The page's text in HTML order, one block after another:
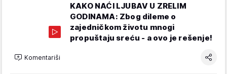
KAKO NAĆI LJUBAV U ZRELIM
GODINAMA: Zbog dileme o
zajedničkom životu mnogi
propuštaju sreću - a ovo je rešenje!
Komentariši